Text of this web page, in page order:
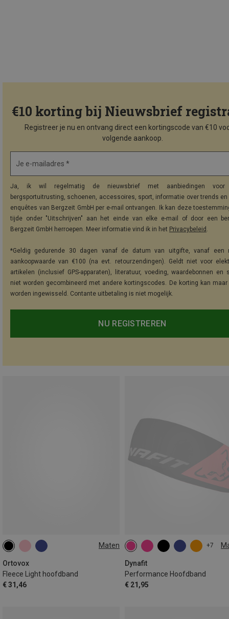
€10 korting bij Nieuwsbrief
Registreer je nu en ontvang direct een kortingscode van €10
volgende aankoop.
Je e-mailadres *
Ja, ik wil regelmatig de nieuwsbrief met aanbiedingen voor
bergsportuitrusting, schoenen, accessoires, sport, informatie over trends
enquêtes van Bergzeit GmbH per e-mail ontvangen. Ik kan deze
tijde onder "Uitschrijven" aan het einde van elke e-mail of door een
Bergzeit GmbH herroepen. Meer informatie vind ik in het Privacybeleid .
*Geldig gedurende 30 dagen vanaf de datum van uitgifte, vanaf een
aankoopwaarde van €100 (na evt. retourzendingen). Geldt niet voor
artikelen (inclusief GPS-apparaten), literatuur, voeding, waardebonnen en
niet worden gecombineerd met andere kortingscodes. De korting kan maar
worden ingewisseld. Contante uitbetaling is niet mogelijk.
NU REGISTREREN
Maten
Ortovox
Fleece Light hoofdband
€ 31,46
ONE SIZE
+7
Dynafit
Performance Hoofdband
€ 21,95
ONE SIZE